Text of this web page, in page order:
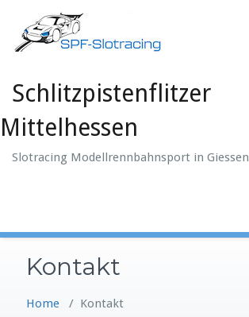
content
Schlitzpistenflitzer
Mittelhessen
Slotracing Modellrennbahnsport in Giessen
Kontakt
Home / Kontakt